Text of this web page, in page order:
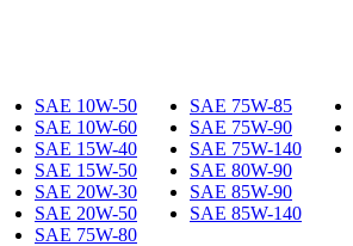
SAE 10W-50
SAE 10W-60
SAE 15W-40
SAE 15W-50
SAE 20W-30
SAE 20W-50
SAE 75W-80
SAE 75W-85
SAE 75W-90
SAE 75W-140
SAE 80W-90
SAE 85W-90
SAE 85W-140